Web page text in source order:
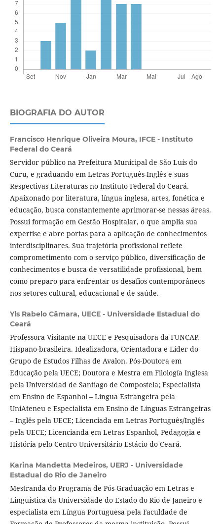
BIOGRAFIA DO AUTOR
Francisco Henrique Oliveira Moura, IFCE - Instituto
Federal do Ceará
Servidor público na Prefeitura Municipal de São Luís do
Curu, e graduando em Letras Português-Inglês e suas
Respectivas Literaturas no Instituto Federal do Ceará.
Apaixonado por literatura, língua inglesa, artes, fonética e
educação, busca constantemente aprimorar-se nessas áreas.
Possui formação em Gestão Hospitalar, o que amplia sua
expertise e abre portas para a aplicação de conhecimentos
interdisciplinares. Sua trajetória profissional reflete
comprometimento com o serviço público, diversificação de
conhecimentos e busca de versatilidade profissional, bem
como preparo para enfrentar os desafios contemporâneos
nos setores cultural, educacional e de saúde.
Yls Rabelo Câmara, UECE - Universidade Estadual do
Ceará
Professora Visitante na UECE e Pesquisadora da FUNCAP.
Hispano-brasileira. Idealizadora, Orientadora e Líder do
Grupo de Estudos Filhas de Avalon. Pós-Doutora em
Educação pela UECE; Doutora e Mestra em Filología Inglesa
pela Universidad de Santiago de Compostela; Especialista
em Ensino de Espanhol – Língua Estrangeira pela
UniAteneu e Especialista em Ensino de Línguas Estrangeiras
– Inglês pela UECE; Licenciada em Letras Português/Inglês
pela UECE; Licencianda em Letras Espanhol, Pedagogia e
História pelo Centro Universitário Estácio do Ceará.
Karina Mandetta Medeiros, UERJ - Universidade
Estadual do Rio de Janeiro
Mestranda do Programa de Pós-Graduação em Letras e
Linguística da Universidade do Estado do Rio de Janeiro e
especialista em Língua Portuguesa pela Faculdade de